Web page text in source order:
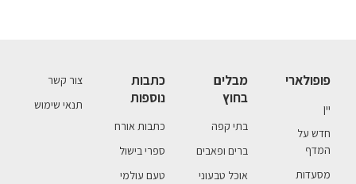
פופולארי
יין
חדש על
המדף
מסעדות
מבלים
בחוץ
בתי קפה
ברים ופאבים
אוכל טבעוני
כתבות
נוספות
כתבות אורח
ספרי בישול
טעם עולמי
צור קשר
תנאי שימוש